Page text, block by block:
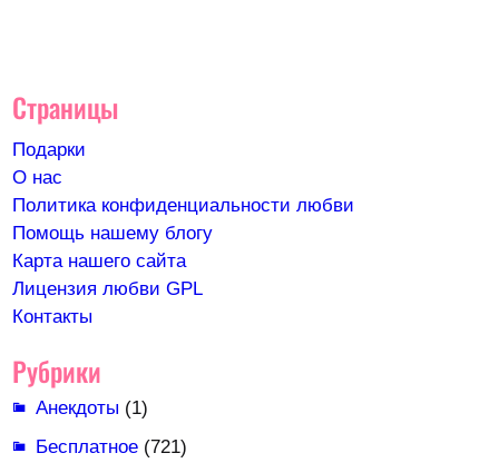
Страницы
Подарки
О нас
Политика конфиденциальности любви
Помощь нашему блогу
Карта нашего сайта
Лицензия любви GPL
Контакты
Рубрики
Анекдоты (1)
Бесплатное(721)